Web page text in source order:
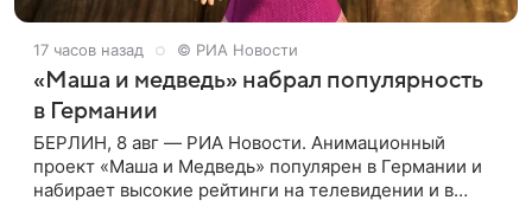
17 часов назад © РИА Новости
«Маша и медведь» набрал популярность
в Германии
БЕРЛИН, 8 авг — РИА Новости. Анимационный
проект «Маша и Медведь» популярен в Германии и
набирает высокие рейтинги на телевидении и в